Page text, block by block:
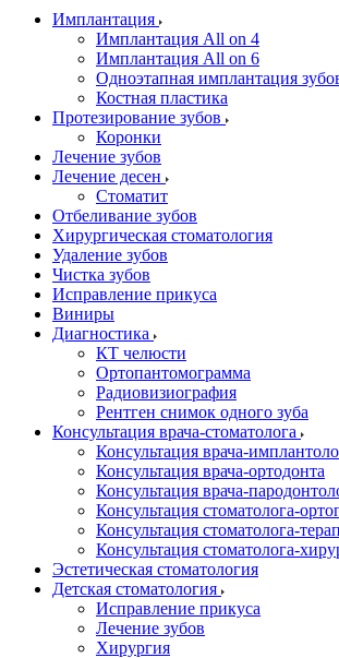
Имплантация
Имплантация All on 4
Имплантация All on 6
Одноэтапная имплантация
Костная пластика
Протезирование зубов
Коронки
Лечение зубов
Лечение десен
Стоматит
Отбеливание зубов
Хирургическая стоматология
Удаление зубов
Чистка зубов
Исправление прикуса
Виниры
Диагностика
КТ челюсти
Ортопантомограмма
Радиовизиография
Рентген снимок одного зуба
Консультация врача-стоматолога
Консультация врача-
Консультация врача-ортодонта
Консультация врача-
Консультация стоматолога-
Консультация стоматолога-
Консультация стоматолога-
Эстетическая стоматология
Детская стоматология
Исправление прикуса
Лечение зубов
Хирургия